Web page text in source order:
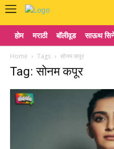
होम मराठी बॉलीवूड साऊथ
Home Tags सोनम कपूर
Tag: सोनम कपूर